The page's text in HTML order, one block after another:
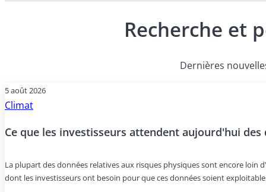
Recherche et
Dernières
5 août 2026
Climat
Ce que les investisseurs attendent aujourd'hui
La plupart des données relatives aux risques physiques sont encore loin
dont les investisseurs ont besoin pour que ces données soient